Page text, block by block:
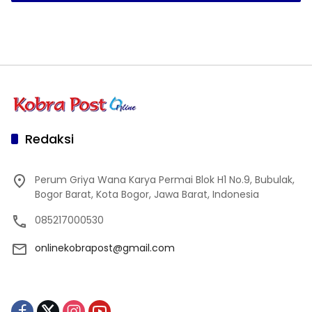
Redaksi
Perum Griya Wana Karya Permai Blok H1 No.9, Bubulak,
Bogor Barat, Kota Bogor, Jawa Barat, Indonesia
085217000530
onlinekobrapost@gmail.com